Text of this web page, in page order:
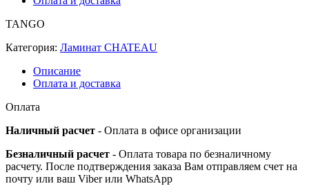
TANGO
Категория: Ламинат CHATEAU
Описание
Оплата и доставка
Оплата
Наличный расчет - Оплата в офисе организации
Безналичный расчет - Оплата товара по безналичному
расчету. После подтверждения заказа Вам отправляем счет на
почту или ваш Viber или WhatsApp